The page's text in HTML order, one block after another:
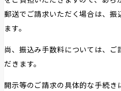
郵送でご請求いただく場合は、
ます。
尚、振込み手数料については、
だきます。
開示等のご請求の具体的な手続